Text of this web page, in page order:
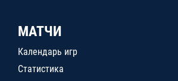
МАТЧИ
Календарь игр
Статистика